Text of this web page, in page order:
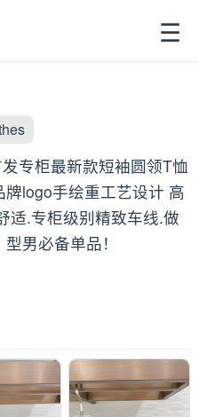
☰
专柜最新款短袖圆领T恤
logo手绘重工艺设计 高
适.专柜级别精致车线.做
男必备单品！